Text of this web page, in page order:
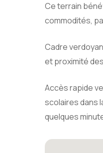
Ce terrain
commodités,
Cadre
et proximité
Accès rapide
scolaires dans
quelques